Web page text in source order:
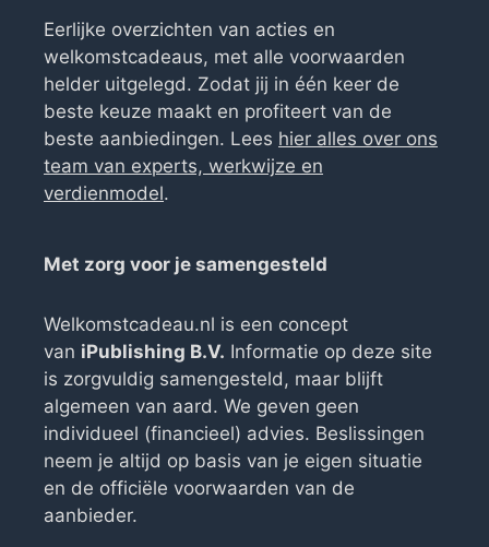
Eerlijke overzichten van acties en
welkomstcadeaus, met alle voorwaarden
helder uitgelegd. Zodat jij in één keer de
beste keuze maakt en profiteert van de
beste aanbiedingen. Lees hier alles over ons
team van experts, werkwijze en
verdienmodel.
Met zorg voor je samengesteld
Welkomstcadeau.nl is een concept
van iPublishing B.V. Informatie op deze site
is zorgvuldig samengesteld, maar blijft
algemeen van aard. We geven geen
individueel (financieel) advies. Beslissingen
neem je altijd op basis van je eigen situatie
en de officiële voorwaarden van de
aanbieder.